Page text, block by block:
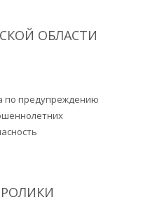
ОБЛАСТИ
по предупреждению